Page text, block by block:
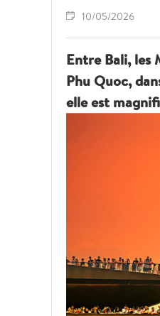
10/05/2026
Entre Bali, les
Phu Quoc,
elle est